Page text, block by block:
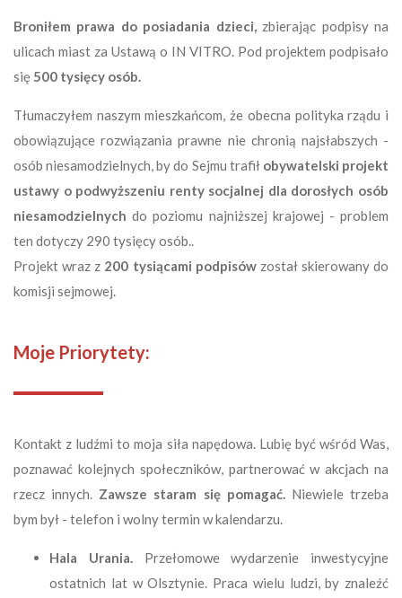
Broniłem prawa do posiadania dzieci,zbierając podpisy na
ulicach miast za Ustawą o IN VITRO. Pod projektem podpisało
się 500 tysięcy osób.
Tłumaczyłem naszym mieszkańcom, że obecna polityka rządu i
obowiązujące rozwiązania prawne nie chronią najsłabszych -
osób niesamodzielnych, by do Sejmu trafił obywatelski projekt
ustawy o podwyższeniu renty socjalnej dla dorosłych osób
niesamodzielnych do poziomu najniższej krajowej - problem
ten dotyczy 290 tysięcy osób..
Projekt wraz z 200 tysiącami podpisówzostał skierowany do
komisji sejmowej.
Moje Priorytety:
Kontakt z ludźmi to moja siła napędowa. Lubię być wśród Was,
poznawać kolejnych społeczników, partnerować w akcjach na
rzecz innych. Zawsze staram się pomagać.Niewiele trzeba
bym był - telefon i wolny termin w kalendarzu.
Hala Urania. Przełomowe wydarzenie inwestycyjne
ostatnich lat w Olsztynie. Praca wielu ludzi, by znaleźć